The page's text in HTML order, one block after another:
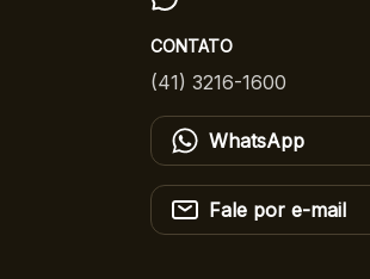
CONTATO
(41) 3216-1600
WhatsApp
Fale por e-mail